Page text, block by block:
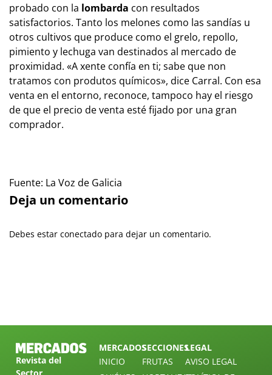
probado con la lombarda con resultados
satisfactorios. Tanto los melones como las sandías u
otros cultivos que produce como el grelo, repollo,
pimiento y lechuga van destinados al mercado de
proximidad. «A xente confía en ti; sabe que non
tratamos con produtos químicos», dice Carral. Con esa
venta en el entorno, reconoce, tampoco hay el riesgo
de que el precio de venta esté fijado por una gran
comprador.
Fuente: La Voz de Galicia
Deja un comentario
Debes estar conectado para dejar un comentario.
Revista del
Sector
MERCADOS
INICIO
SECCIONES
FRUTAS
LEGAL
AVISO LEGAL